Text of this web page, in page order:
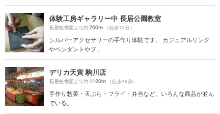
体験工房ギャラリー中 長居公園教室
長居植物園より約700m （徒歩12分）
シルバーアクセサリーの手作り体験です。 カジュアルリング
やペンダントやブ...
デリカ天寅 駒川店
長居植物園より約1120m （徒歩19分）
手作り惣菜・天ぷら・フライ・弁当など、いろんな商品が並ん
でいる。